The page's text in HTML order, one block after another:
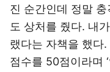
진 순간인데 정말
도 상처를 줬다. 내
랬다는 자책을 했다
점수를 50점이라며